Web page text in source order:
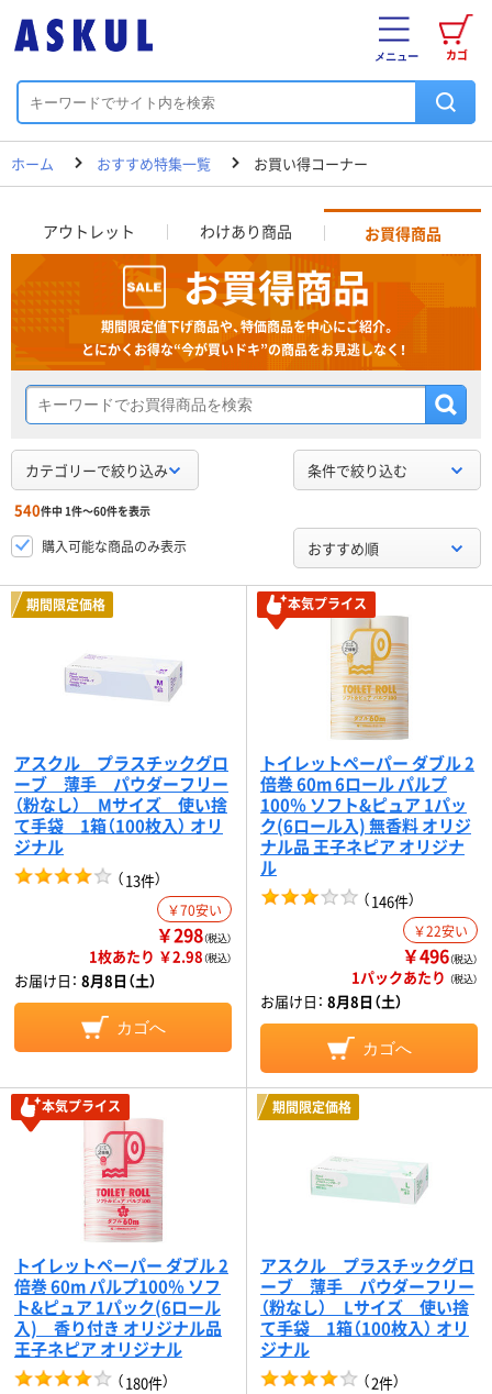
カゴ
メニュー
ホーム おすすめ特集一覧 お買い得コーナー
アウトレット わけあり商品 お買得商品
お買得商品
期間限定値下げ商品や、特価商品を中心にご紹介。
とにかくお得な“今が買いドキ”の商品をお見逃しなく！
カテゴリーで絞り込み
条件で絞り込む
540件中 1件～60件を表示
購入可能な商品のみ表示 おすすめ順
期間限定価格
アスクル プラスチックグロ
ーブ 薄手 パウダーフリー
（粉なし） Mサイズ 使い捨
て手袋 1箱（100枚入） オリ
ジナル
（13件）
￥70安い
￥298（税込）
1枚あたり ￥2.98（税込）
お届け日： 8月8日（土）
カゴへ
本気プライス
トイレットペーパー ダブル 2
倍巻 60m 6ロール パルプ
100％ ソフト&ピュア 1パッ
ク(6ロール入) 無香料 オリジ
ナル品 王子ネピア オリジナ
ル
（146件）
￥22安い
￥496（税込）
1パックあたり （税込）
お届け日： 8月8日（土）
カゴへ
本気プライス
トイレットペーパー ダブル 2
倍巻 60m パルプ100％ ソフ
ト&ピュア 1パック(6ロール
入) 香り付き オリジナル品
王子ネピア オリジナル
（180件）
期間限定価格
アスクル プラスチックグロ
ーブ 薄手 パウダーフリー
（粉なし） Lサイズ 使い捨
て手袋 1箱（100枚入） オリ
ジナル
（2件）